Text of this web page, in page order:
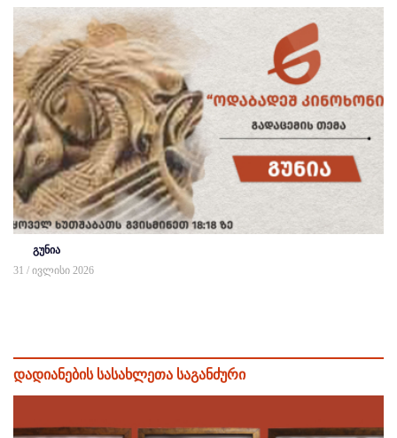
გუნია
31 / ივლისი 2026
დადიანების სასახლეთა საგანძური